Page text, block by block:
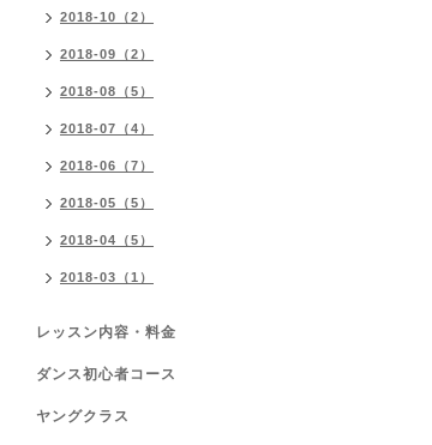
2018-10（2）
2018-09（2）
2018-08（5）
2018-07（4）
2018-06（7）
2018-05（5）
2018-04（5）
2018-03（1）
レッスン内容・料金
ダンス初心者コース
ヤングクラス